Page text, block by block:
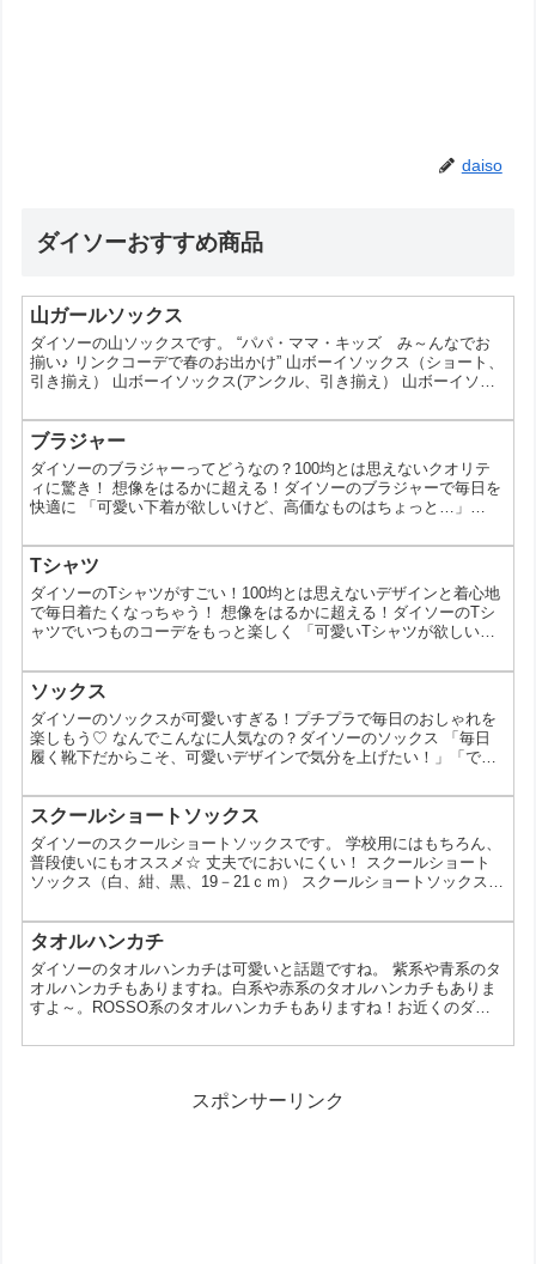
daiso
ダイソーおすすめ商品
山ガールソックス
ダイソーの山ソックスです。 “パパ・ママ・キッズ み～んなでお
揃い♪ リンクコーデで春のお出かけ” 山ボーイソックス（ショート、
引き揃え） 山ボーイソックス(アンクル、引き揃え） 山ボーイソッ
山ボーイソックス（ショート、スラブ） 山ボーイソックス（アンク
ル、スラブ） 山ガールソックス（ショート、引き揃え） 山ガール
ソックス（アンクル、引き揃え） 山ガールソックス（ショート、ネ
ップ） 山ガールソックス（アンクル、ネ...
ブラジャー
ダイソーのブラジャーってどうなの？100均とは思えないクオリテ
ィに驚き！ 想像をはるかに超える！ダイソーのブラジャーで毎日を
快適に 「可愛い下着が欲しいけど、高価なものはちょっと…」
お持ちのあなたへ朗報です！実は、100円ショップのダイソーに
は、おしゃれで高見えするブラジャーが揃っているんです。今回
は、ダイソーのブラジャーの魅力や選び方、そしてコーディネート
のヒントまでご紹介します。 なぜダイソーのブラジャーが人...
Tシャツ
ダイソーのTシャツがすごい！100均とは思えないデザインと着心地
で毎日着たくなっちゃう！ 想像をはるかに超える！ダイソーのTシ
ャツでいつものコーデをもっと楽しく 「可愛いTシャツが欲しいけ
を探している」 そんな悩みをお持ちのあなたへ朗報です！実は、
100円ショップのダイソーには、おしゃれで高見えするTシャツが数
多く揃っているんです。今回は、ダイソーのTシャツの魅力や選び
方、そしてコーディネートのヒントまでご紹介しま...
ソックス
ダイソーのソックスが可愛いすぎる！プチプラで毎日のおしゃれを
楽しもう♡ なんでこんなに人気なの？ダイソーのソックス 「毎日
履く靴下だからこそ、可愛いデザインで気分を上げたい！」「で
円ショップのダイソーには、そんなお悩みを解決してくれる、可愛
いデザインのソックスが豊富に揃っているんです。 「こんなに可愛
いのに100円なんて信じられない！」「毎日違う靴下を履くのが楽
しくなる！」 そう思った人も多いはず。 今回は、そん...
スクールショートソックス
ダイソーのスクールショートソックスです。 学校用にはもちろん、
普段使いにもオススメ☆ 丈夫でにおいにくい！ スクールショート
ソックス（白、紺、黒、19－21ｃｍ） スクールショートソックス
紺、黒、19－21ｃｍ） スクールレギュラーソックス（白、紺、黒、
22－24ｃｍ） スクールレギュラーソックス（リブ、白、紺、黒、19
－21ｃｍ） スクールレギュラーソックス（リブ、白、紺、黒、22－
24ｃｍ） この投稿をIns...
タオルハンカチ
ダイソーのタオルハンカチは可愛いと話題ですね。 紫系や青系のタ
オルハンカチもありますね。白系や赤系のタオルハンカチもありま
すよ～。ROSSO系のタオルハンカチもありますね！お近くのダイ
～。 ダイソーのタオルで、もっと快適な毎日を！ 110円で叶える、
あなたにピッタリのタオルが見つかるはず。110...
スポンサーリンク